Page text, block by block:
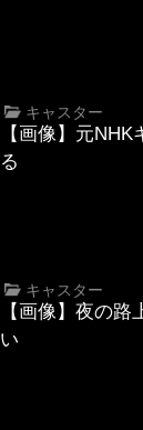
キャスター
【画像】元
る
キャスター
【画像】夜の
い